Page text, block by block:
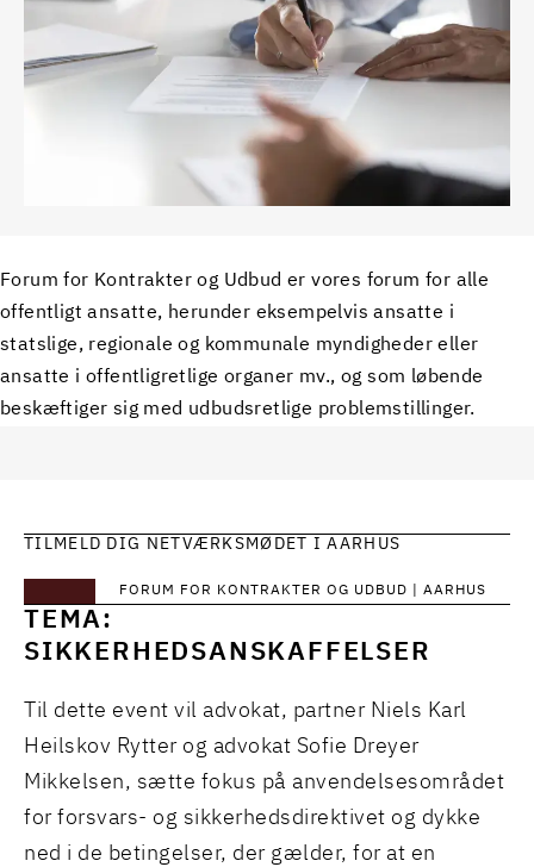
Forum for Kontrakter og Udbud er vores forum for alle
offentligt ansatte, herunder eksempelvis ansatte i
statslige, regionale og kommunale myndigheder eller
ansatte i offentligretlige organer mv., og som løbende
beskæftiger sig med udbudsretlige problemstillinger.
TILMELD DIG NETVÆRKSMØDET I AARHUS
FORUM FOR KONTRAKTER OG UDBUD | AARHUS
TEMA:
SIKKERHEDSANSKAFFELSER
Til dette event vil advokat, partner Niels Karl
Heilskov Rytter og advokat Sofie Dreyer
Mikkelsen, sætte fokus på anvendelsesområdet
for forsvars- og sikkerhedsdirektivet og dykke
ned i de betingelser, der gælder, for at en